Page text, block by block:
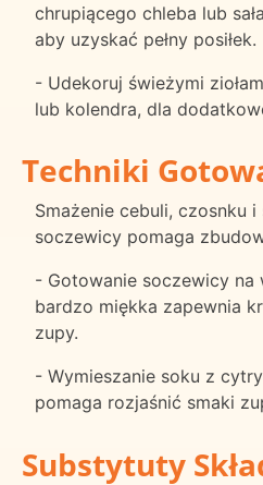
chrupiącego chleba lub
aby uzyskać pełny posiłek.
- Udekoruj świeżymi
lub kolendra, dla
Techniki
Smażenie cebuli, czosnku
soczewicy pomaga
- Gotowanie soczewicy
bardzo miękka zapewnia
zupy.
- Wymieszanie soku z
pomaga rozjaśnić smaki
Substytuty